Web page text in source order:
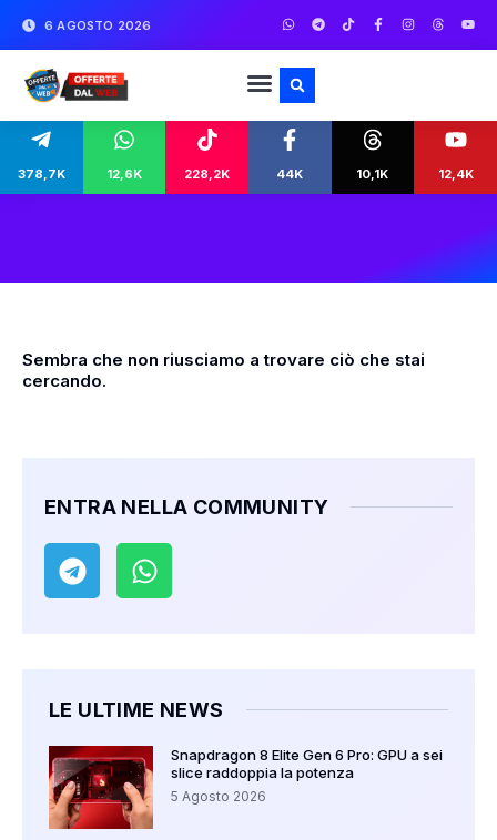
6 AGOSTO 2026
378,7K 12,6K 228,2K 44K 10,1K 12,4K
Sembra che non riusciamo a trovare ciò che stai
cercando.
ENTRA NELLA COMMUNITY
LE ULTIME NEWS
Snapdragon 8 Elite Gen 6 Pro: GPU a sei
slice raddoppia la potenza
5 Agosto 2026